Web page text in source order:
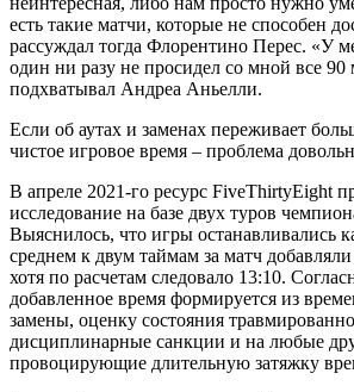
есть такие матчи, которые не способен
рассуждал тогда Флорентино Перес. «У
один ни разу не просидел со мной все 90
подхватывал Андреа Аньелли.
Если об аутах и заменах переживает
чистое игровое время – проблема
В апреле 2021-го ресурс FiveThirtyEight
исследование на базе двух туров
Выяснилось, что игры останавливались
среднем к двум таймам за матч
хотя по расчетам следовало 13:10.
добавленное время формируется из
замены, оценку состояния
дисциплинарные санкции и на любые
провоцирующие длительную затяжку